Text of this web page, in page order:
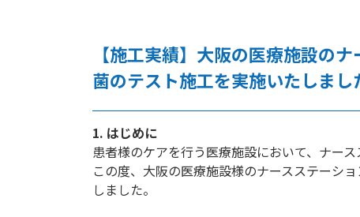
【施工実績】大阪の医療施設の
菌のテスト施工を実施いたしまし
1. はじめに
患者様のケアを行う医療施設において、ナー
この度、大阪の医療施設様のナースステーシ
しました。